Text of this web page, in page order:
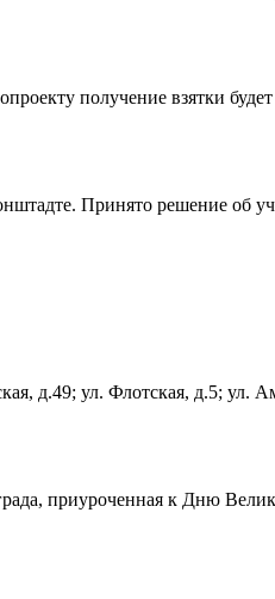
получение взятки
Принято решение об
д.49; ул. Флотская, д.5; ул.
приуроченная к Дню